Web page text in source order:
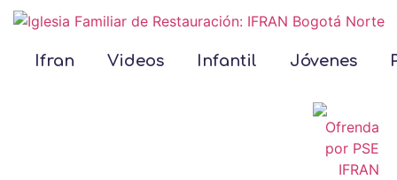
Ifran Videos Infantil Jóvenes